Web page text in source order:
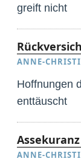
greift nicht
ANNE-
Hoffnungen
enttäuscht
ANNE-